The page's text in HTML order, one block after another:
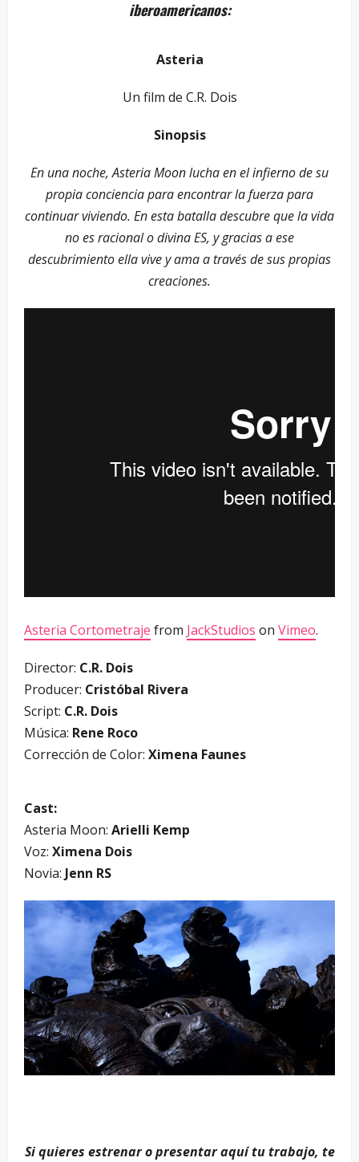
iberoamericanos:
Asteria
Un film de C.R. Dois
Sinopsis
En una noche, Asteria Moon lucha en el infierno de su
propia conciencia para encontrar la fuerza para
continuar viviendo. En esta batalla descubre que la vida
no es racional o divina ES, y gracias a ese
descubrimiento ella vive y ama a través de sus propias
creaciones.
Asteria Cortometraje from JackStudios on Vimeo.
Director: C.R. Dois
Producer: Cristóbal Rivera
Script: C.R. Dois
Música: Rene Roco
Corrección de Color: Ximena Faunes
Cast:
Asteria Moon: Arielli Kemp
Voz: Ximena Dois
Novia: Jenn RS
Si quieres estrenar o presentar aquí tu trabajo, te